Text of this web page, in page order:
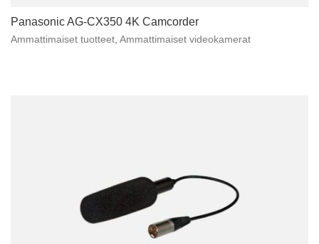
Panasonic AG-CX350 4K Camcorder
Ammattimaiset tuotteet, Ammattimaiset videokamerat